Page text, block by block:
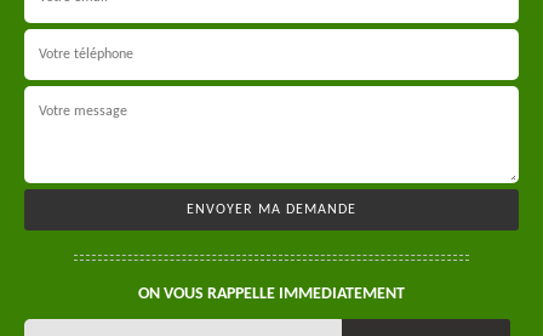
ON VOUS RAPPELLE IMMEDIATEMENT